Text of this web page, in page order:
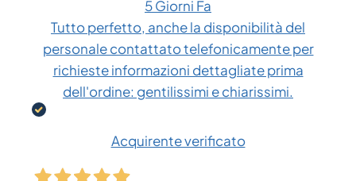
5 Giorni Fa
Tutto perfetto, anche la disponibilità del
personale contattato telefonicamente per
richieste informazioni dettagliate prima
dell'ordine: gentilissimi e chiarissimi.
Acquirente verificato